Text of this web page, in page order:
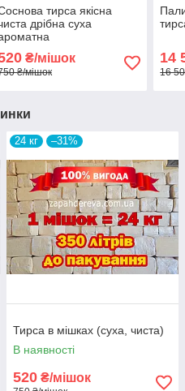
тирса якісна
дрібна суха
₴/мішок
₴/мішок
14
16
24 кг –31%
Тирса в мішках (суха, чиста)
В наявності
520 ₴/мішок